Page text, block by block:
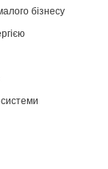
бізнесу